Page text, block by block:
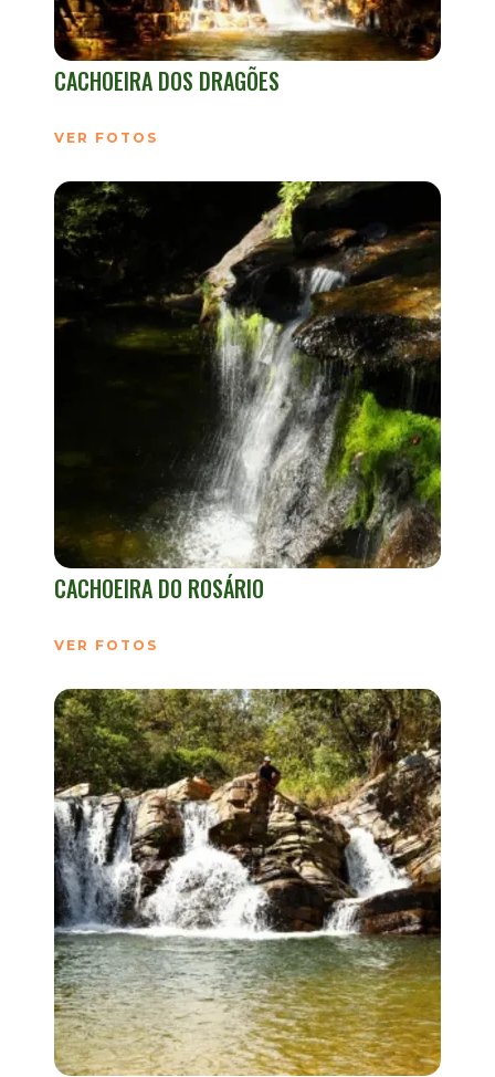
CACHOEIRA DOS DRAGÕES
VER FOTOS
CACHOEIRA DO ROSÁRIO
VER FOTOS